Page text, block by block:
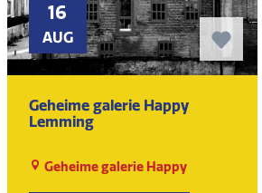
16
AUG
Geheime galerie Happy
Lemming
Geheime galerie Happy